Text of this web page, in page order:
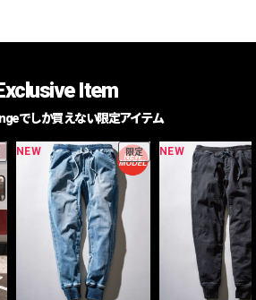
Item
でしか買えない限定アイテム
NEW 限定 NEW